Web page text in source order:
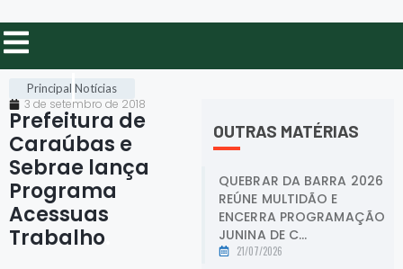
Principal Notícias
3 de setembro de 2018
Prefeitura de
Caraúbas e
Sebrae lança
Programa
Acessuas
Trabalho
OUTRAS MATÉRIAS
QUEBRAR DA BARRA 2026
REÚNE MULTIDÃO E
ENCERRA PROGRAMAÇÃO
JUNINA DE C...
21/07/2026